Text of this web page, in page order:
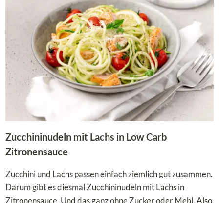
HACKFLEISCH
Zucchininudeln mit Lachs in Low Carb
Zitronensauce
Zucchini und Lachs passen einfach ziemlich gut zusammen.
Darum gibt es diesmal Zucchininudeln mit Lachs in
Zitronensauce. Und das ganz ohne Zucker oder Mehl. Also